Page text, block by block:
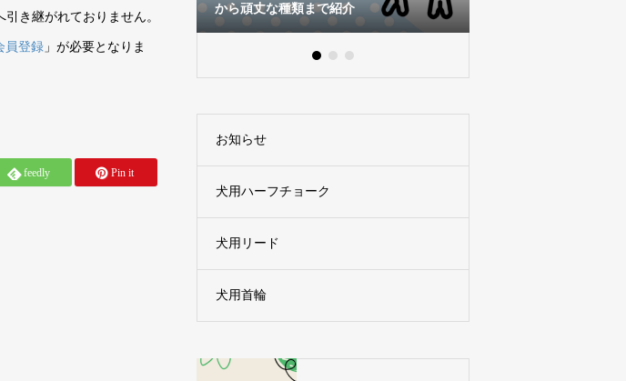
き継がれておりません。
員登録 」が必要となりま
feedly Pin it
から頑丈な種類まで紹介
び方とは？大型犬向けの選び方もあわせ
て紹介！
お知らせ
犬用ハーフチョーク
犬用リード
犬用首輪